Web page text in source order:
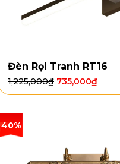
Đèn Rọi Tranh RT16
1,225,000₫ 735,000₫
40%